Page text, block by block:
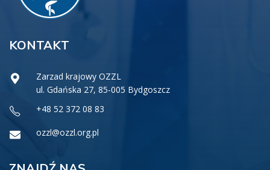
KONTAKT
Zarzad krajowy OZZL
ul. Gdańska 27, 85-005 Bydgoszcz
+48 52 372 08 83
ozzl@ozzl.org.pl